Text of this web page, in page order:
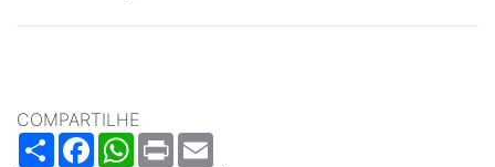
COMPARTILHE
ShareFacebookWhatsApp
Print